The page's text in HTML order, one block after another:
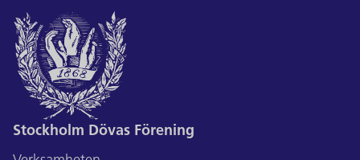
Stockholm Dövas Förening